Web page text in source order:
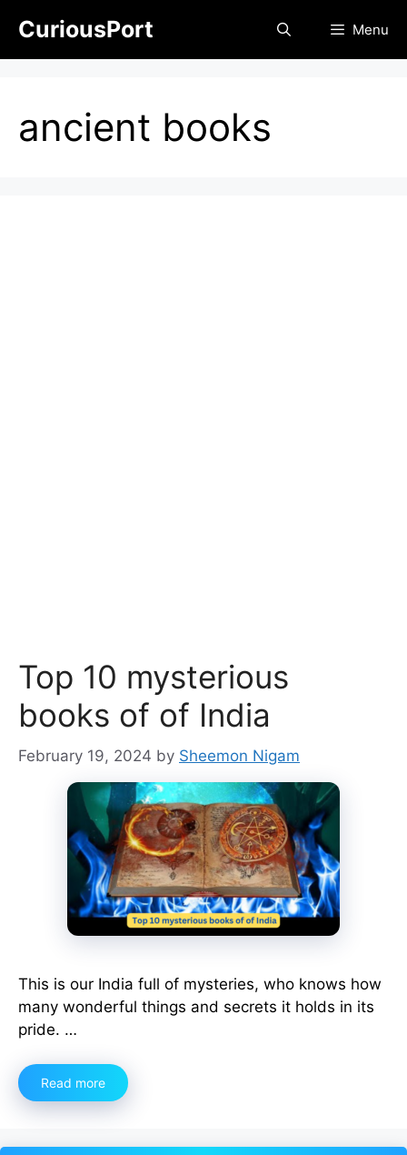
content
CuriousPort Menu
ancient books
Top 10 mysterious
books of of India
February 19, 2024 by Sheemon Nigam
This is our India full of mysteries, who knows how
many wonderful things and secrets it holds in its
pride. …
Read more